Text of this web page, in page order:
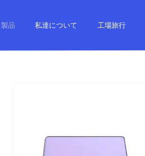
製品 私達について 工場旅行